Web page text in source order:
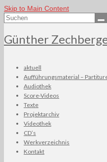
Skip to Main Content
Suchen
nach:
Günther
aktuell
Aufführungsmaterial –
Audiothek
Score-Videos
Texte
Projektarchiv
Videothek
CD’s
Werkverzeichnis
Kontakt